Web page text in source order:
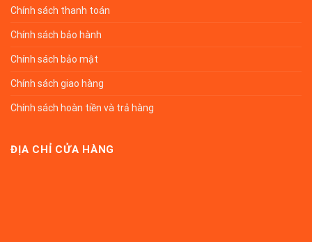
Chính sách thanh toán
Chính sách bảo hành
Chính sách bảo mật
Chính sách giao hàng
Chính sách hoàn tiền và trả hàng
ĐỊA CHỈ CỬA HÀNG